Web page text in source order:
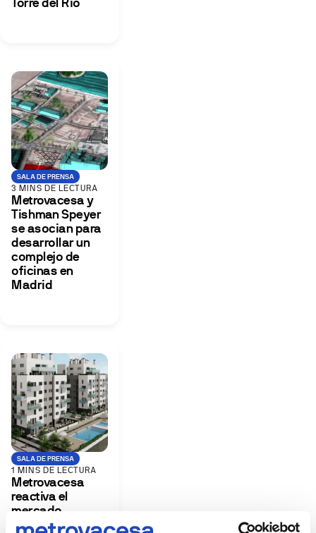
SALA DE PRENSA
3 MINS DE LECTURA
Metrovacesa y
Tishman Speyer
se asocian para
desarrollar un
complejo de
oficinas en
Madrid
SALA DE PRENSA
1 MINS DE LECTURA
Metrovacesa
reactiva el
mercado
inmobiliario en